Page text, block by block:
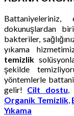
Battaniyeleriniz,
dokunuşlardan
bakteriler,
yıkama
temizlik
şekilde
yöntemlerle
gelir! Cilt dostu,
Organik Temizlik,
Yıkama